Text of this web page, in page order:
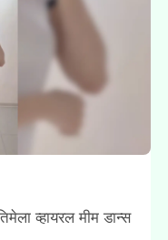
व्हायरल मीम डान्स